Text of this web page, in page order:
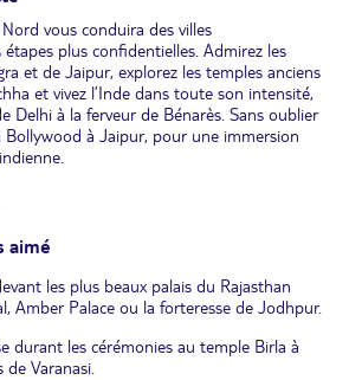
vous conduira des villes
plus confidentielles. Admirez les
et de Jaipur, explorez les temples anciens
et vivez l’Inde dans toute son intensité,
Delhi à la ferveur de Bénarès. Sans oublier
Bollywood à Jaipur, pour une immersion
aimé
les plus beaux palais du Rajasthan
Amber Palace ou la forteresse de Jodhpur.
durant les cérémonies au temple Birla à
Varanasi.